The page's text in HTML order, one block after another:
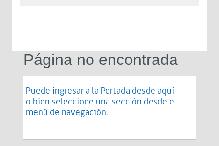
Página no encontrada
Puede ingresar a la Portada desde aquí,
o bien seleccione una sección desde el
menú de navegación.